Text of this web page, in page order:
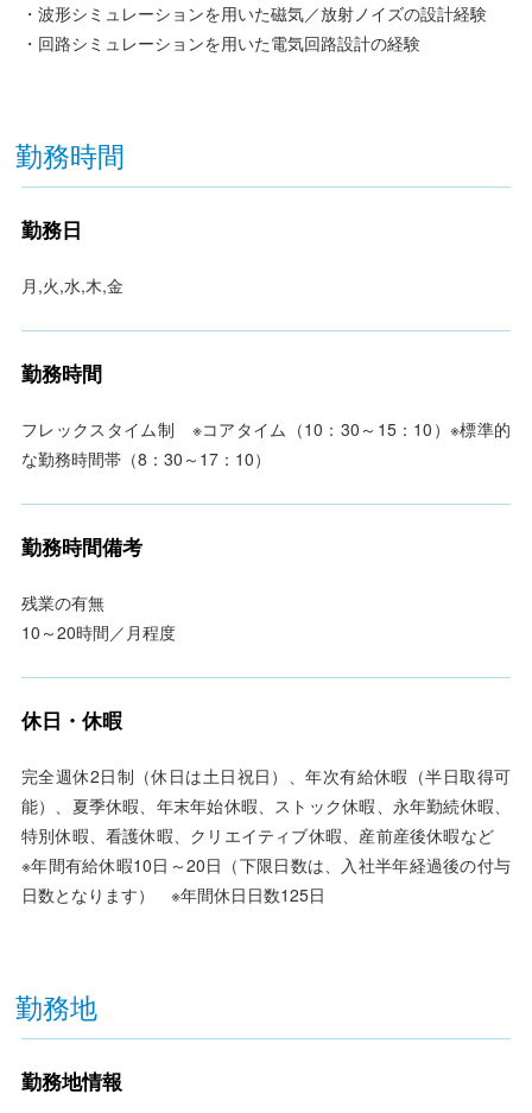
・波形シミュレーションを用いた磁気／放射ノイズの設計経験
・回路シミュレーションを用いた電気回路設計の経験
勤務時間
勤務日
月,火,水,木,金
勤務時間
フレックスタイム制 ※コアタイム（10：30～15：10）※標準的
な勤務時間帯（8：30～17：10）
勤務時間備考
残業の有無
10～20時間／月程度
休日・休暇
完全週休2日制（休日は土日祝日）、年次有給休暇（半日取得可
能）、夏季休暇、年末年始休暇、ストック休暇、永年勤続休暇、
特別休暇、看護休暇、クリエイティブ休暇、産前産後休暇など
※年間有給休暇10日～20日（下限日数は、入社半年経過後の付与
日数となります） ※年間休日日数125日
勤務地
勤務地情報